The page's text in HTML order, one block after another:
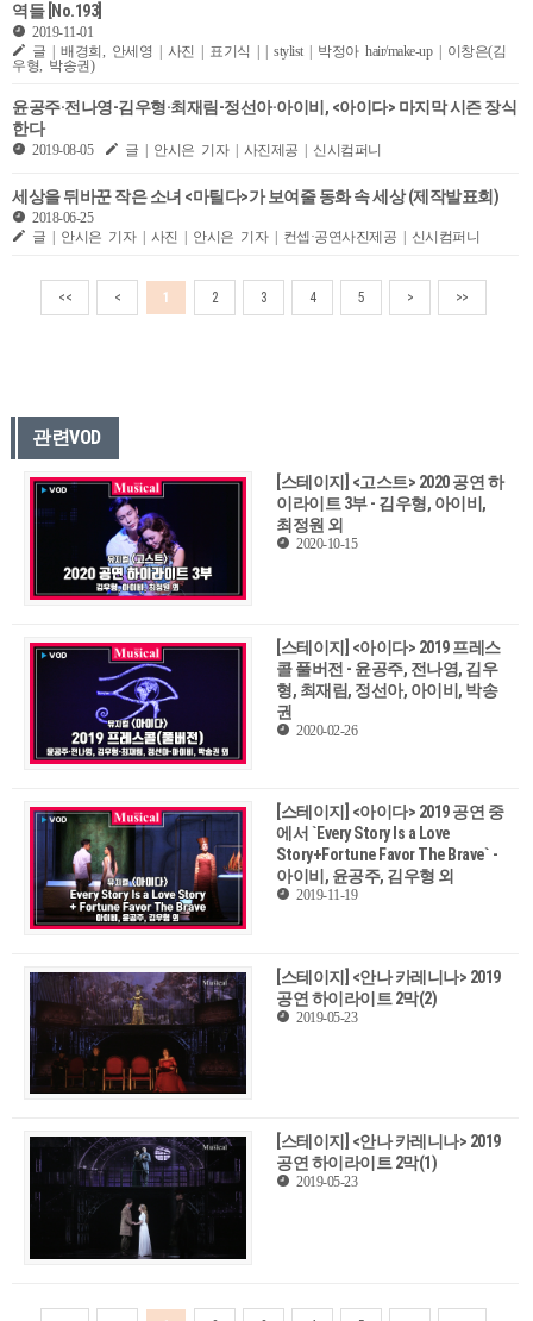
역들 [No.193]
2019-11-01
글 | 배경희, 안세영 | 사진 | 표기식 | | stylist | 박정아 hair/make-up | 이창은(김
우형, 박송권)
윤공주·전나영-김우형·최재림-정선아·아이비, <아이다> 마지막 시즌 장식
한다
2019-08-05 글 | 안시은 기자 | 사진제공 | 신시컴퍼니
세상을 뒤바꾼 작은 소녀 <마틸다>가 보여줄 동화 속 세상 (제작발표회)
2018-06-25
글 | 안시은 기자 | 사진 | 안시은 기자 | 컨셉·공연사진제공 | 신시컴퍼니
<< < 1 2 3 4 5 > >>
관련VOD
[스테이지] <고스트> 2020 공연 하
이라이트 3부 - 김우형, 아이비,
최정원 외
2020-10-15
[스테이지] <아이다> 2019 프레스
콜 풀버전 - 윤공주, 전나영, 김우
형, 최재림, 정선아, 아이비, 박송
권
2020-02-26
[스테이지] <아이다> 2019 공연 중
에서 `Every Story Is a Love
Story+Fortune Favor The Brave` -
아이비, 윤공주, 김우형 외
2019-11-19
[스테이지] <안나 카레니나> 2019
공연 하이라이트 2막(2)
2019-05-23
[스테이지] <안나 카레니나> 2019
공연 하이라이트 2막(1)
2019-05-23